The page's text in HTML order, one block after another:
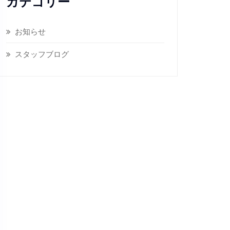
お知らせ
スタッフブログ